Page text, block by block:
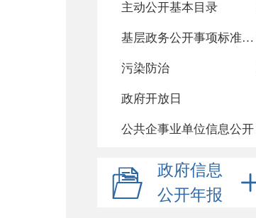
主动公开基本目录
基层政务公开事项标准目录
污染防治
政府开放日
公共企事业单位信息公开
政府信息
公开年报